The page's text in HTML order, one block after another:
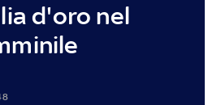
d'oro nel